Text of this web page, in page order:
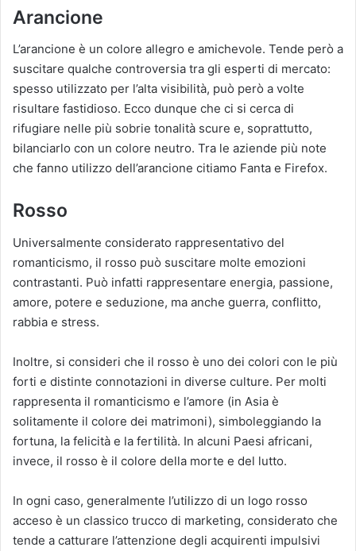
Arancione
L’arancione è un colore allegro e amichevole. Tende però a
suscitare qualche controversia tra gli esperti di mercato:
spesso utilizzato per l’alta visibilità, può però a volte
risultare fastidioso. Ecco dunque che ci si cerca di
rifugiare nelle più sobrie tonalità scure e, soprattutto,
bilanciarlo con un colore neutro. Tra le aziende più note
che fanno utilizzo dell’arancione citiamo Fanta e Firefox.
Rosso
Universalmente considerato rappresentativo del
romanticismo, il rosso può suscitare molte emozioni
contrastanti. Può infatti rappresentare energia, passione,
amore, potere e seduzione, ma anche guerra, conflitto,
rabbia e stress.
Inoltre, si consideri che il rosso è uno dei colori con le più
forti e distinte connotazioni in diverse culture. Per molti
rappresenta il romanticismo e l’amore (in Asia è
solitamente il colore dei matrimoni), simboleggiando la
fortuna, la felicità e la fertilità. In alcuni Paesi africani,
invece, il rosso è il colore della morte e del lutto.
In ogni caso, generalmente l’utilizzo di un logo rosso
acceso è un classico trucco di marketing, considerato che
tende a catturare l’attenzione degli acquirenti impulsivi